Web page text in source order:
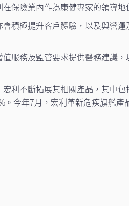
保險業內作為康健專家的領導地
積極提升客戶體驗，以及與營運
服務及監管要求提供醫務建議，
利不斷拓展其相關產品，其中
今年7月，宏利革新危疾旗艦產